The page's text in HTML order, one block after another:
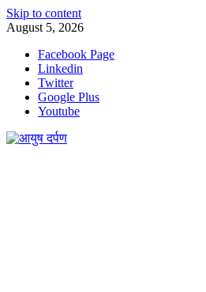
Skip to content
August 5, 2026
Facebook Page
Linkedin
Twitter
Google Plus
Youtube